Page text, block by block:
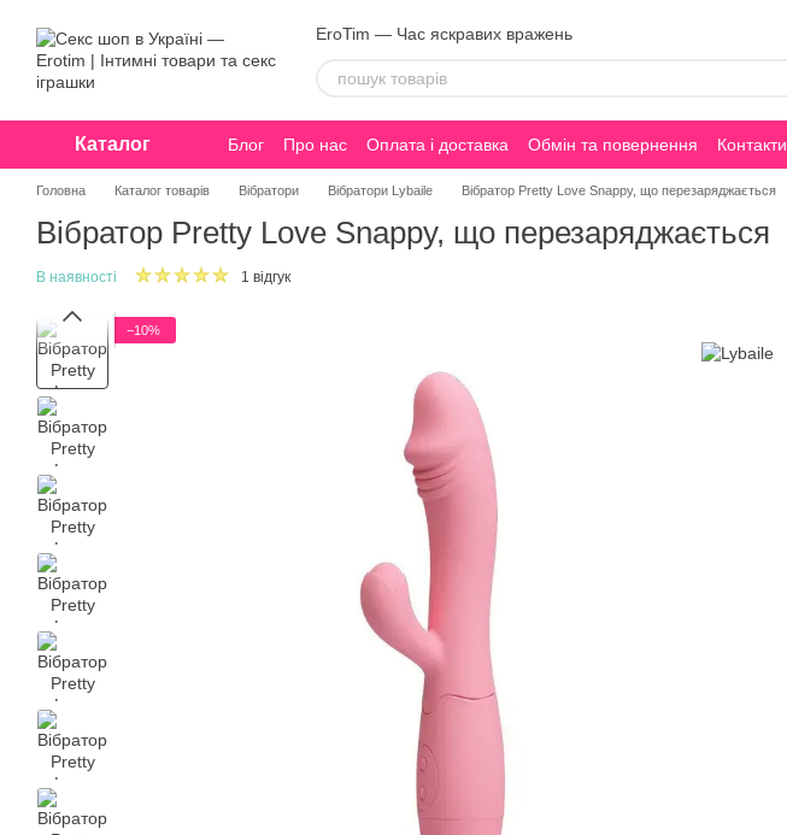
EroTim — Час яскравих вражень
Каталог Блог Про нас Оплата і доставка Обмін та повернення Контакти
Конфіденційність
Головна Каталог товарів Вібратори Вібратори Lybaile Вібратор Pretty Love Snappy, що перезаряджається
Вібратор Pretty Love Snappy, що перезаряджається
В наявності 1 відгук
−10%